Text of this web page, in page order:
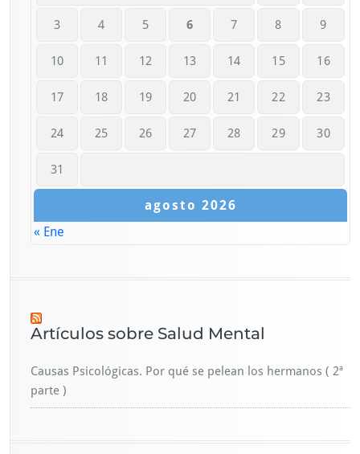
agosto 2026
3 4 5 6 7 8 9
10 11 12 13 14 15 16
17 18 19 20 21 22 23
24 25 26 27 28 29 30
31
« Ene
Artículos sobre Salud Mental
Causas Psicológicas. Por qué se pelean los hermanos ( 2ª
parte )